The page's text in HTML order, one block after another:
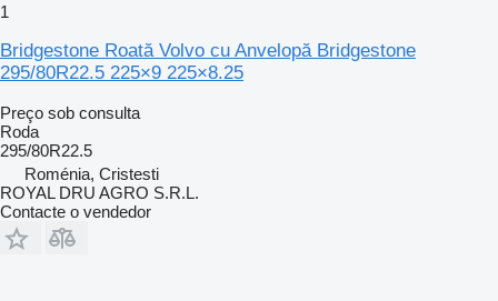
1
Bridgestone Roată Volvo cu Anvelopă Bridgestone
295/80R22.5 225×9 225×8.25
Preço sob consulta
Roda
295/80R22.5
Roménia, Cristesti
ROYAL DRU AGRO S.R.L.
Contacte o vendedor